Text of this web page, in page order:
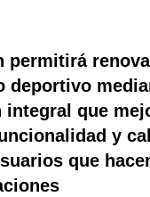
permitirá
deportivo
integral que
y
que